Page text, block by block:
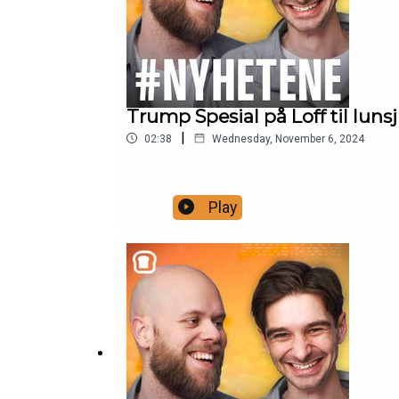
Trump Spesial på Loff til
02:38 | Wednesday, November 6, 2024
Play